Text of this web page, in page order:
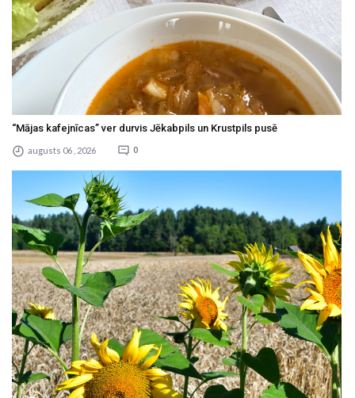
“Mājas kafejnīcas” ver durvis Jēkabpils un Krustpils pusē
augusts 06 , 2026 0